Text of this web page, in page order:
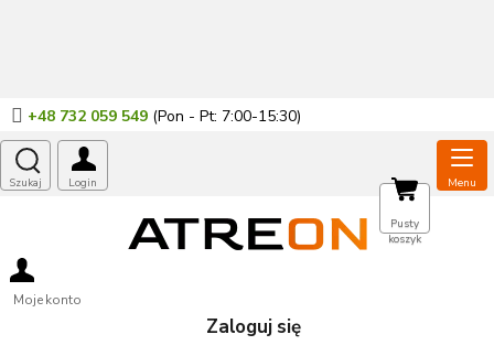
+48 732 059 549
Moje konto
Zaloguj się
KOSZYK
Pusty
koszyk